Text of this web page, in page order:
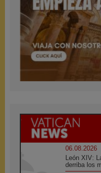
06.08.2026
León XIV:
derriba los